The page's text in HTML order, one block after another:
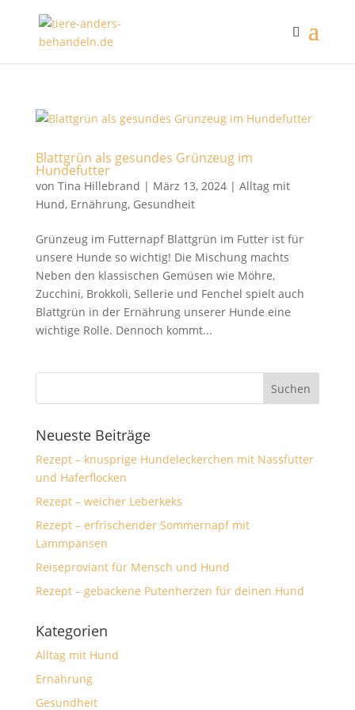
Blattgrün als gesundes Grünzeug im
Hundefutter
von Tina Hillebrand | März 13, 2024| Alltag mit
Hund, Ernährung, Gesundheit
Grünzeug im Futternapf Blattgrün im Futter ist für
unsere Hunde so wichtig! Die Mischung machts
Neben den klassischen Gemüsen wie Möhre,
Zucchini, Brokkoli, Sellerie und Fenchel spielt auch
Blattgrün in der Ernährung unserer Hunde eine
wichtige Rolle. Dennoch kommt...
Neueste Beiträge
Rezept – knusprige Hundeleckerchen mit Nassfutter
und Haferflocken
Rezept – weicher Leberkeks
Rezept – erfrischender Sommernapf mit
Lammpansen
Reiseproviant für Mensch und Hund
Rezept – gebackene Putenherzen für deinen Hund
Kategorien
Alltag mit Hund
Ernährung
Gesundheit